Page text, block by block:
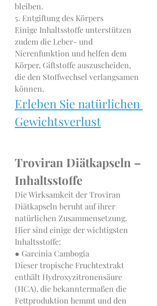
bleiben.
5. Entgiftung des Körpers
Einige Inhaltsstoffe unterstützen
zudem die Leber- und
Nierenfunktion und helfen dem
Körper, Giftstoffe auszuscheiden,
die den Stoffwechsel verlangsamen
können.
Erleben Sie natürlichen
Gewichtsverlust
Troviran Diätkapseln –
Inhaltsstoffe
Die Wirksamkeit der Troviran
Diätkapseln beruht auf ihrer
natürlichen Zusammensetzung.
Hier sind einige der wichtigsten
Inhaltsstoffe:
● Garcinia Cambogia
Dieser tropische Fruchtextrakt
enthält Hydroxyzitronensäure
(HCA), die bekanntermaßen die
Fettproduktion hemmt und den